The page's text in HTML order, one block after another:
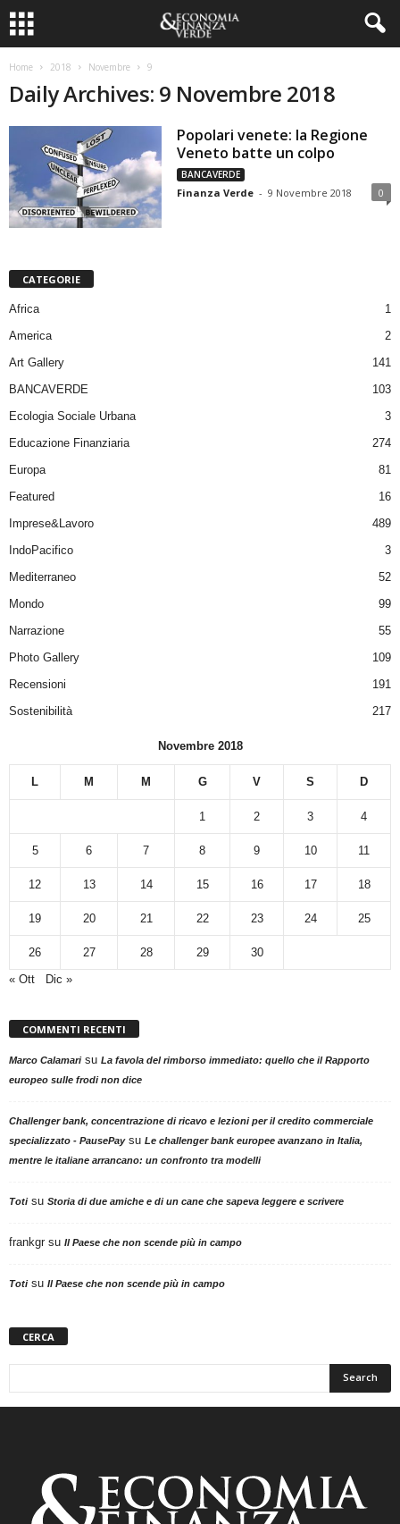
Home 2018 Novembre 9
Daily Archives: 9 Novembre 2018
Popolari venete: la Regione
Veneto batte un colpo
BANCAVERDE
Finanza Verde - 9 Novembre 2018 0
CATEGORIE
Africa
1
America
2
Art Gallery
141
BANCAVERDE
103
Ecologia Sociale Urbana
3
Educazione Finanziaria
274
Europa
81
Featured
16
Imprese&Lavoro
489
IndoPacifico
3
Mediterraneo
52
Mondo
99
Narrazione
55
Photo Gallery
109
Recensioni
191
Sostenibilità
217
Novembre 2018
L M M G V S D
1 2 3 4
5 6 7 8 9 10 11
12 13 14 15 16 17 18
19 20 21 22 23 24 25
26 27 28 29
30
« Ott
Dic »
COMMENTI RECENTI
Marco Calamarisu La favola del rimborso immediato: quello che il Rapporto
europeo sulle frodi non dice
Challenger bank, concentrazione di ricavo e lezioni per il credito commerciale
specializzato - PausePaysu Le challenger bank europee avanzano in Italia,
mentre le italiane arrancano: un confronto tra modelli
Totisu Storia di due amiche e di un cane che sapeva leggere e scrivere
frankgr su Il Paese che non scende più in campo
Totisu Il Paese che non scende più in campo
CERCA